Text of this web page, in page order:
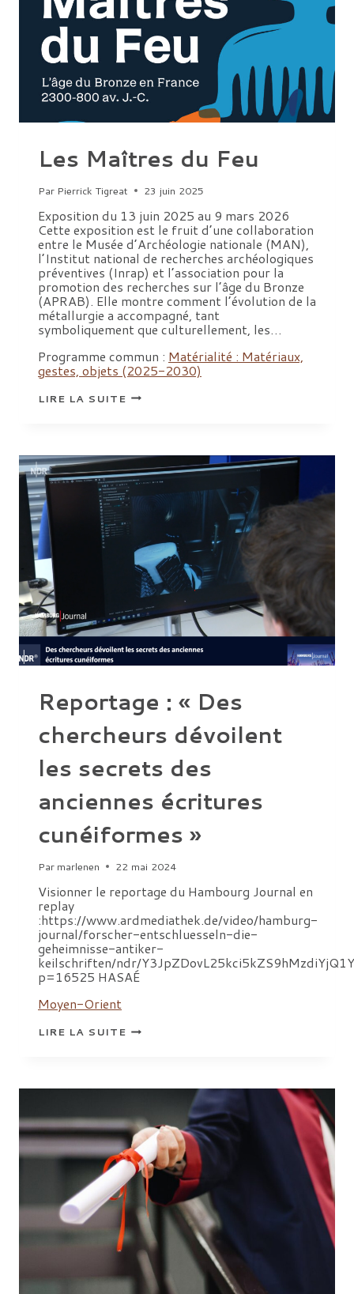
Les Maîtres du Feu
Par Pierrick Tigreat 23 juin 2025
Exposition du 13 juin 2025 au 9 mars 2026
Cette exposition est le fruit d’une collaboration
entre le Musée d’Archéologie nationale (MAN),
l’Institut national de recherches archéologiques
préventives (Inrap) et l’association pour la
promotion des recherches sur l’âge du Bronze
(APRAB). Elle montre comment l’évolution de la
métallurgie a accompagné, tant
symboliquement que culturellement, les…
Programme commun : Matérialité : Matériaux,
gestes, objets (2025-2030)
LIRE LA SUITELES
MAÎTRES
Reportage : « Des
chercheurs dévoilent
les secrets des
anciennes écritures
cunéiformes »
Par marlenen 22 mai 2024
Visionner le reportage du Hambourg Journal en
replay
:https://www.ardmediathek.de/video/hamburg-
journal/forscher-entschluesseln-die-
geheimnisse-antiker-
keilschriften/ndr/
p=16525 HASAÉ
Moyen-Orient
LIRE LA SUITEREPORTAGE
:
ANCIENNES
ÉCRITURES
CUNÉIFORMES »